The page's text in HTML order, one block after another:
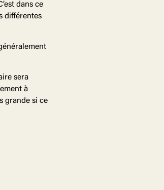
dans ce
différentes
sera
à
grande si ce